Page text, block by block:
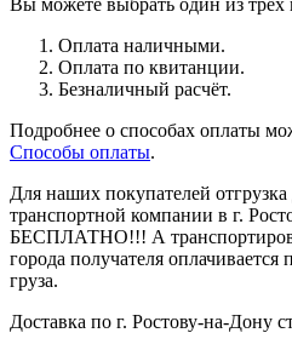
Оплата наличными.
Оплата по квитанции.
Безналичный расчёт.
Подробнее о способах оплаты
Способы оплаты.
Для наших покупателей
транспортной компании в г.
БЕСПЛАТНО!!! А
города получателя
груза.
Доставка по г. Ростову-на-Дону